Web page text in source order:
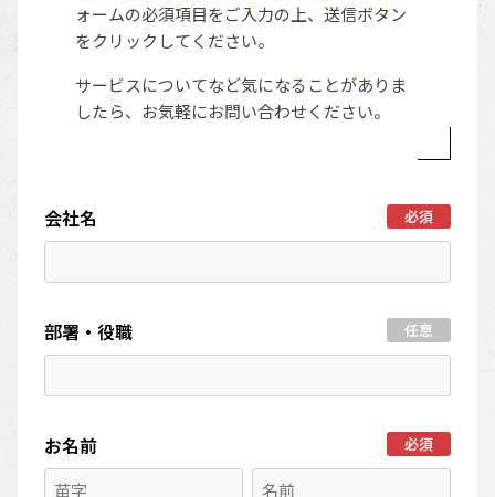
ォームの必須項目をご入力の上、 送信ボタン
をクリックしてください。
サービスについてなど気になることがありま
したら、お気軽にお問い合わせください。
会社名 必須
部署・役職 任意
お名前 必須